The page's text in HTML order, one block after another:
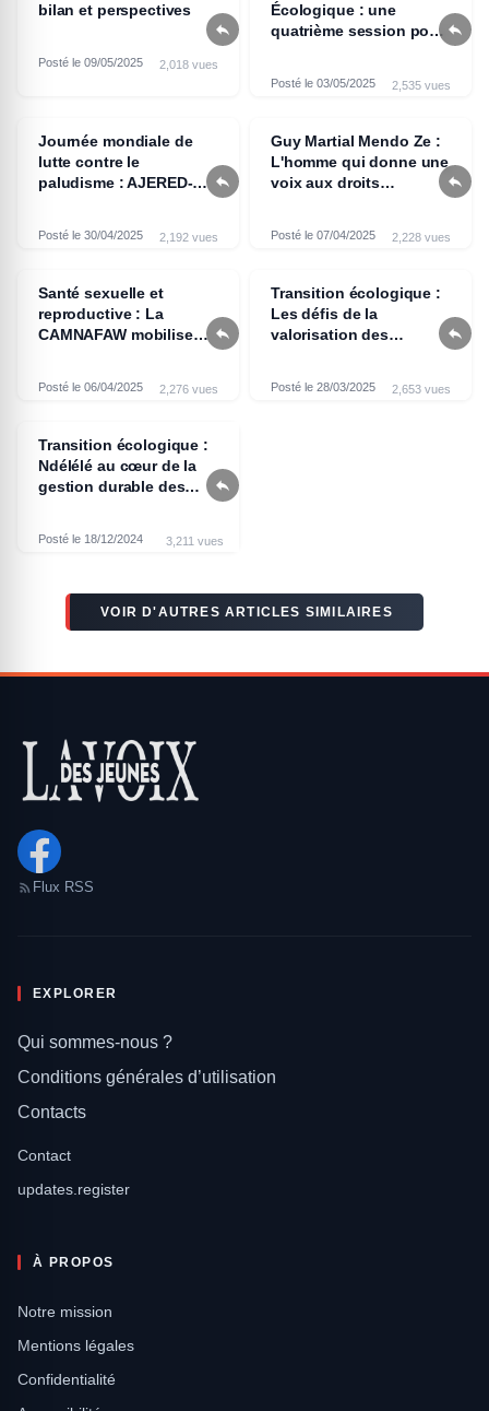
bilan et perspectives
Posté le 09/05/2025 2,018 vues

Écologique : une
quatrième session pour
Posté le 03/05/2025 2,535 vues

Journée mondiale de
lutte contre le
paludisme : AJERED-MT
de santé de Mokolo
Posté le 30/04/2025 2,192 vues

Guy Martial Mendo Ze :
L'homme qui donne une
voix aux droits
Posté le 07/04/2025 2,228 vues

Santé sexuelle et
reproductive : La
CAMNAFAW mobilise
Protocole de Maputo
Posté le 06/04/2025 2,276 vues

Transition écologique :
Les défis de la
valorisation des
Posté le 28/03/2025 2,653 vues

Transition écologique :
Ndélélé au cœur de la
gestion durable des
Posté le 18/12/2024 3,211 vues

VOIR D'AUTRES ARTICLES SIMILAIRES
Flux RSS
EXPLORER
Qui sommes-nous ?
Conditions générales d’utilisation
Contacts
Contact
updates.register
À PROPOS
Notre mission
Mentions légales
Confidentialité